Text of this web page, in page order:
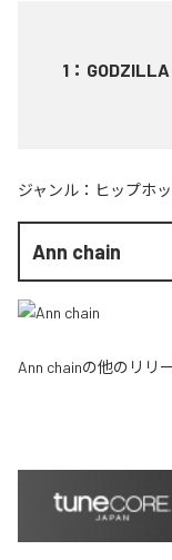
1 ： GODZILLA
ジャンル： ヒップホ
Ann chain
Ann chainの他のリリ